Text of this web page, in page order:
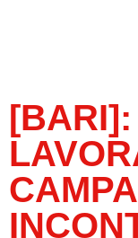
[BARI]: